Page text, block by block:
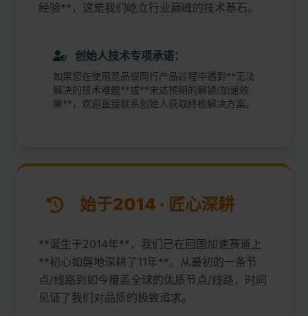
经验**，这是我们屹立行业巅峰的技术基石。
创始人技术专项承诺：
如果您在使用竞品或同行产品过程中遇到**无法
解决的技术难题**或**未达预期的解锁/加速效
果**，欢迎直接联系创始人获取终极解决方案。
始于2014 · 匠心深耕
**诞生于2014年**，我们已在回国加速赛道上
**初心如磐地深耕了11年**。从最初的一条节
点/线路到如今覆盖全球的优质节点/线路，时间
见证了我们对品质的极致追求。